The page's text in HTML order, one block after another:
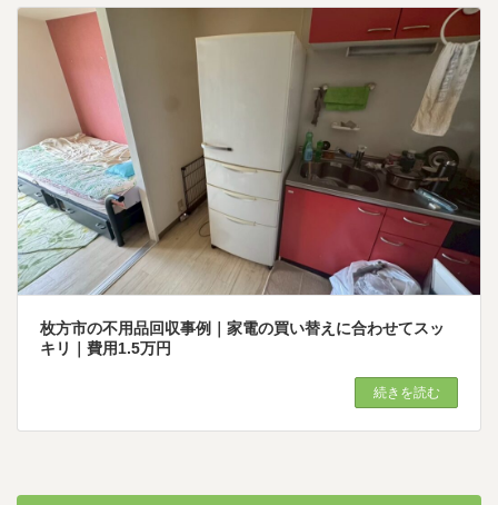
枚方市の不用品回収事例｜家電の買い替えに合わせてスッ
キリ｜費用1.5万円
続きを読む